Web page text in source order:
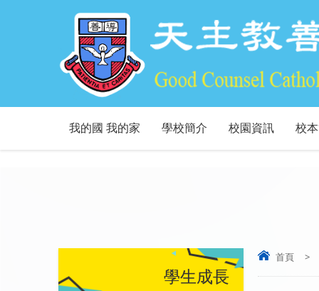
我的國 我的家 學校簡介 校園資訊 校
首頁 >
學生成長